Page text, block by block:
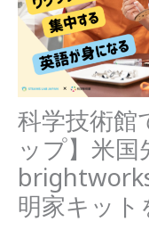
科学技術館
ップ】米国
明家キット